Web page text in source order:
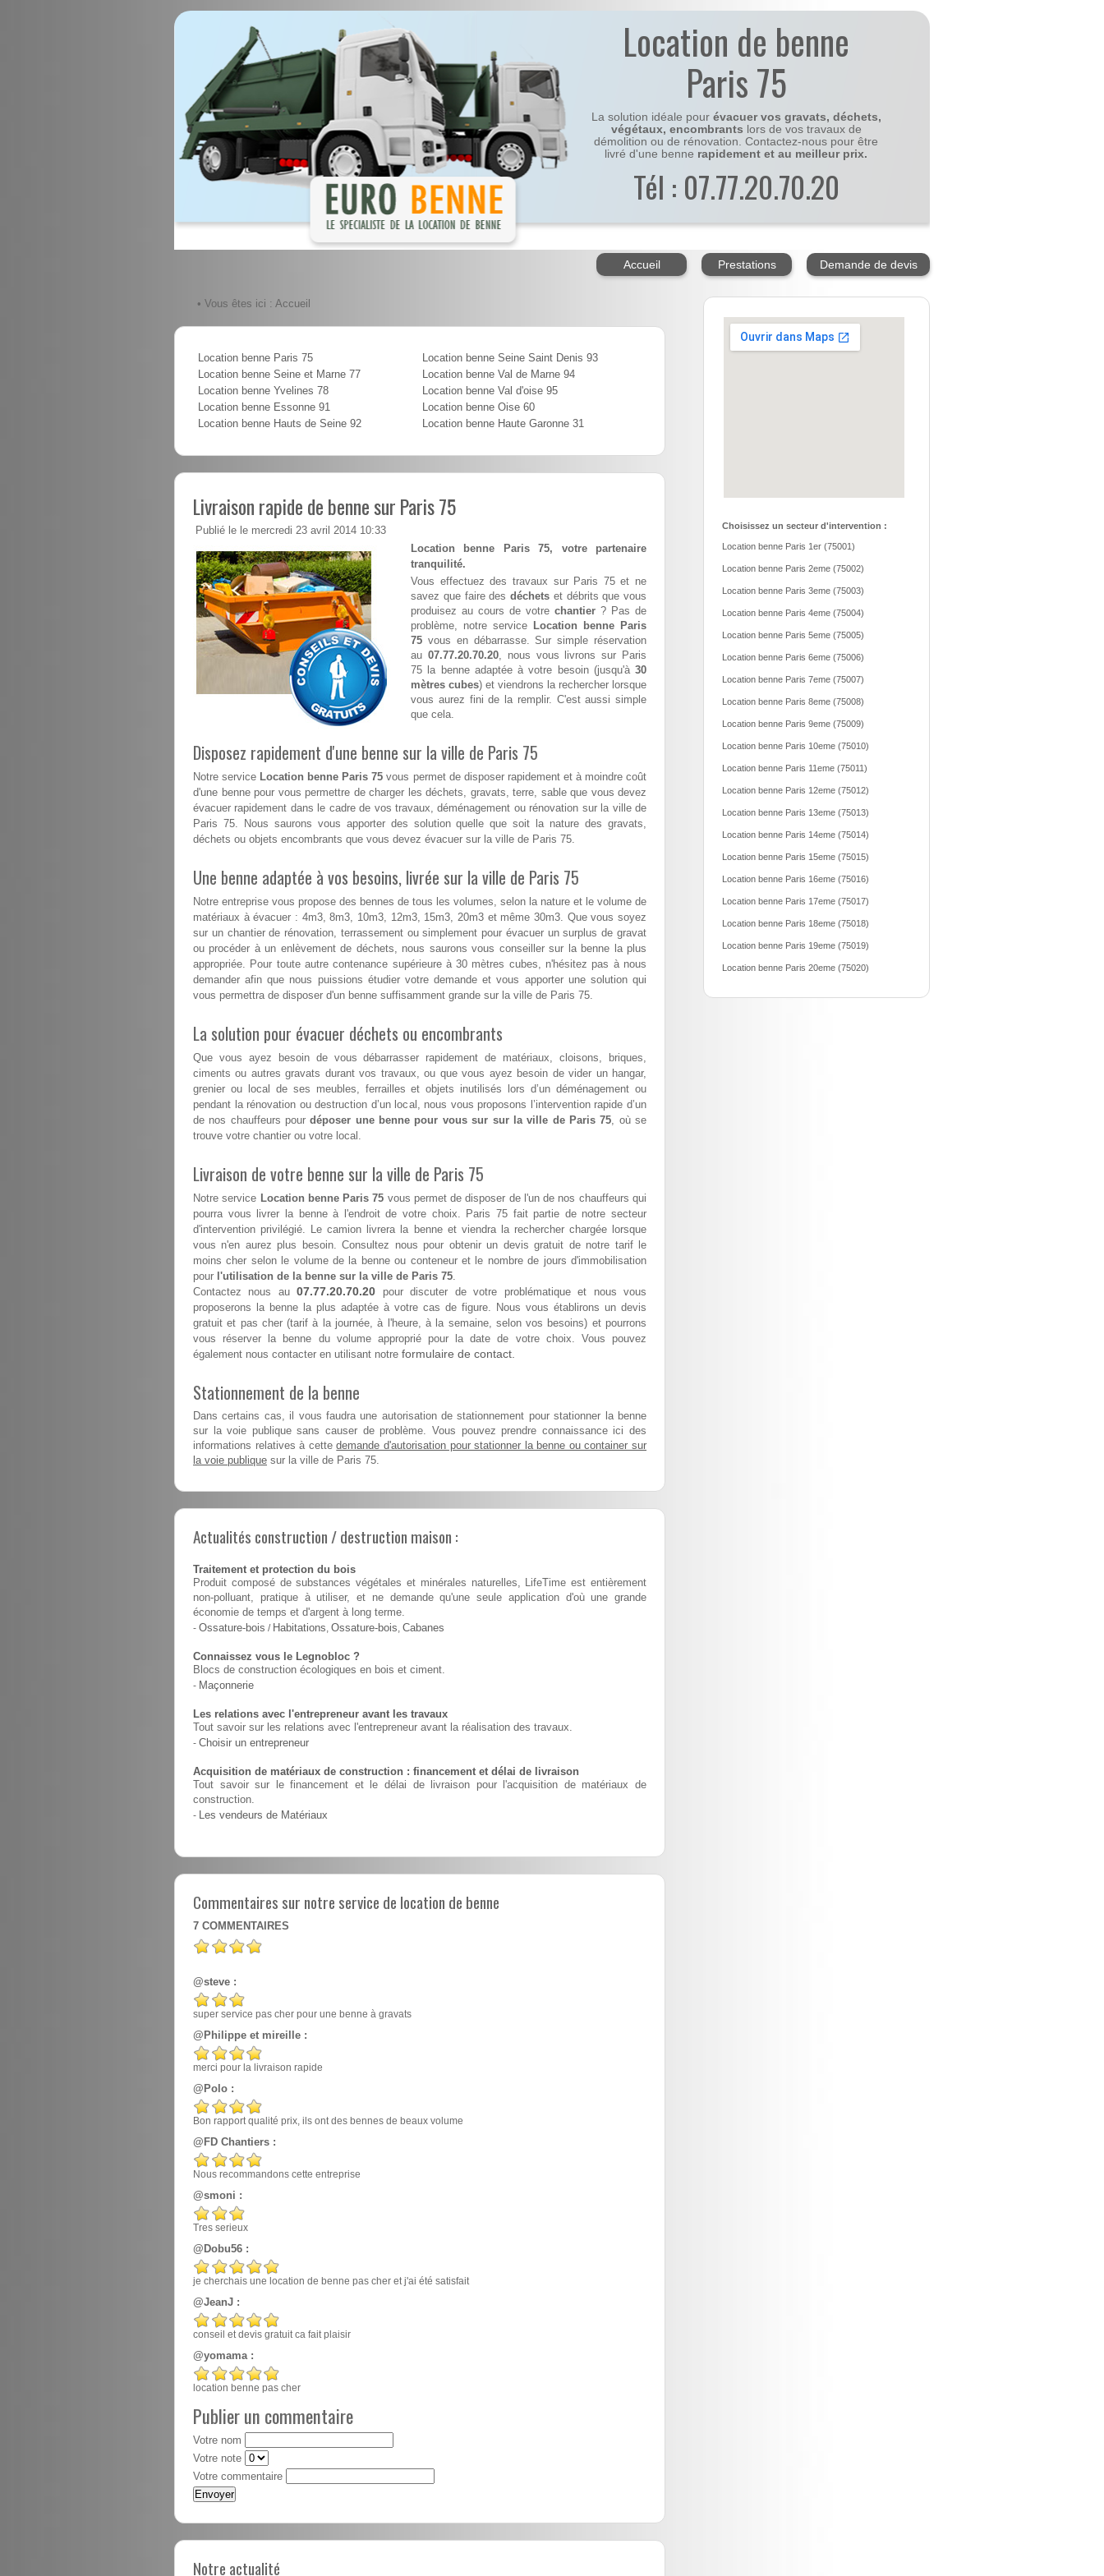
Location de benne
Paris 75
La solution idéale pour évacuer vos gravats, déchets,
végétaux, encombrants lors de vos travaux de
démolition ou de rénovation. Contactez-nous pour être
livré d'une benne rapidement et au meilleur prix.
Tél : 07.77.20.70.20
Accueil Prestations Demande de devis
• Vous êtes ici : Accueil
Location benne Paris 75
Location benne Seine et Marne 77
Location benne Yvelines 78
Location benne Essonne 91
Location benne Hauts de Seine 92
Location benne Seine Saint Denis 93
Location benne Val de Marne 94
Location benne Val d'oise 95
Location benne Oise 60
Location benne Haute Garonne 31
Livraison rapide de benne sur Paris 75
Publié le le mercredi 23 avril 2014 10:33
Location benne Paris 75, votre partenaire
tranquilité.
Vous effectuez des travaux sur Paris 75 et ne
savez que faire des déchets et débrits que vous
produisez au cours de votre chantier ? Pas de
problème, notre service
Location benne Paris
75 vous en débarrasse. Sur simple réservation
au 07.77.20.70.20, nous vous livrons sur Paris
75 la benne adaptée à votre besoin (jusqu'à 30
mètres cubes) et viendrons la rechercher lorsque
vous aurez fini de la remplir. C'est aussi simple
que cela.
Disposez rapidement d'une benne sur la ville de Paris 75
Notre service Location benne Paris 75 vous permet de disposer rapidement et à moindre coût
d'une benne pour vous permettre de charger les déchets, gravats, terre, sable que vous devez
évacuer rapidement dans le cadre de vos travaux, déménagement ou rénovation sur la ville de
Paris 75. Nous saurons vous apporter des solution quelle que soit la nature des gravats,
déchets ou objets encombrants que vous devez évacuer sur la ville de Paris 75.
Une benne adaptée à vos besoins, livrée sur la ville de Paris 75
Notre entreprise vous propose des bennes de tous les volumes, selon la nature et le volume de
matériaux à évacuer : 4m3, 8m3, 10m3, 12m3, 15m3, 20m3 et même 30m3. Que vous soyez
sur un chantier de rénovation, terrassement ou simplement pour évacuer un surplus de gravat
ou procéder à un enlèvement de déchets, nous saurons vous conseiller sur la benne la plus
appropriée. Pour toute autre contenance supérieure à 30 mètres cubes, n'hésitez pas à nous
demander afin que nous puissions étudier votre demande et vous apporter une solution qui
vous permettra de disposer d'un benne suffisamment grande sur la ville de Paris 75.
La solution pour évacuer déchets ou encombrants
Que vous ayez besoin de vous débarrasser rapidement de matériaux, cloisons, briques,
ciments ou autres gravats durant vos travaux, ou que vous ayez besoin de vider un hangar,
grenier ou local de ses meubles, ferrailles et objets inutilisés lors d’un déménagement ou
pendant la rénovation ou destruction d’un local, nous vous proposons l’intervention rapide d’un
de nos chauffeurs pourdéposer une benne pour vous sur sur la ville de Paris 75, où se
trouve votre chantier ou votre local.
Livraison de votre benne sur la ville de Paris 75
Notre service Location benne Paris 75 vous permet de disposer de l'un de nos chauffeurs qui
pourra vous livrer la benne à l'endroit de votre choix. Paris 75 fait partie de notre secteur
d'intervention privilégié. Le camion livrera la benne et viendra la rechercher chargée lorsque
vous n'en aurez plus besoin. Consultez nous pour obtenir un devis gratuit de notre tarif le
moins cher selon le volume de la benne ou conteneur et le nombre de jours d'immobilisation
pour l'utilisation de la benne sur la ville de Paris 75.
Contactez nous au07.77.20.70.20 pour discuter de votre problématique et nous vous
proposerons la benne la plus adaptée à votre cas de figure. Nous vous établirons un devis
gratuit et pas cher (tarif à la journée, à l'heure, à la semaine, selon vos besoins) et pourrons
vous réserver la benne du volume approprié pour la date de votre choix. Vous pouvez
également nous contacter en utilisant notre formulaire de contact.
Stationnement de la benne
Dans certains cas, il vous faudra une autorisation de stationnement pour stationner la benne
sur la voie publique sans causer de problème. Vous pouvez prendre connaissance ici des
informations relatives à cettedemande d'autorisation pour stationner la benne ou container sur
la voie publique sur la ville de Paris 75.
Actualités construction / destruction maison :
Traitement et protection du bois
Produit composé de substances végétales et minérales naturelles, LifeTime est entièrement
non-polluant, pratique à utiliser, et ne demande qu'une seule application d'où une grande
économie de temps et d'argent à long terme.
- Ossature-bois / Habitations, Ossature-bois, Cabanes
Connaissez vous le Legnobloc ?
Blocs de construction écologiques en bois et ciment.
- Maçonnerie
Les relations avec l'entrepreneur avant les travaux
Tout savoir sur les relations avec l'entrepreneur avant la réalisation des travaux.
- Choisir un entrepreneur
Acquisition de matériaux de construction : financement et délai de livraison
Tout savoir sur le financement et le délai de livraison pour l'acquisition de matériaux de
construction.
- Les vendeurs de Matériaux
Commentaires sur notre service de location de benne
7 COMMENTAIRES
@steve :
super service pas cher pour une benne à gravats
@Philippe et mireille :
merci pour la livraison rapide
@Polo :
Bon rapport qualité prix, ils ont des bennes de beaux volume
@FD Chantiers :
Nous recommandons cette entreprise
@smoni :
Tres serieux
@Dobu56 :
je cherchais une location de benne pas cher et j'ai été satisfait
@JeanJ :
conseil et devis gratuit ca fait plaisir
@yomama :
location benne pas cher
Publier un commentaire
Votre nom
Votre note
Votre commentaire
Notre actualité
Choisissez un secteur d'intervention :
Location benne Paris 1er (75001)
Location benne Paris 2eme (75002)
Location benne Paris 3eme (75003)
Location benne Paris 4eme (75004)
Location benne Paris 5eme (75005)
Location benne Paris 6eme (75006)
Location benne Paris 7eme (75007)
Location benne Paris 8eme (75008)
Location benne Paris 9eme (75009)
Location benne Paris 10eme (75010)
Location benne Paris 11eme (75011)
Location benne Paris 12eme (75012)
Location benne Paris 13eme (75013)
Location benne Paris 14eme (75014)
Location benne Paris 15eme (75015)
Location benne Paris 16eme (75016)
Location benne Paris 17eme (75017)
Location benne Paris 18eme (75018)
Location benne Paris 19eme (75019)
Location benne Paris 20eme (75020)